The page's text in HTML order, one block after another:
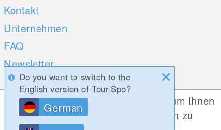
Kontakt
Unternehmen
FAQ
Newsletter
Umfragen
Mobile Apps Social Web
Do you want to switch to the
English version of TouriSpo?
German
Diese Website verwendet Cookies, um Ihnen
die bestmögliche Funktionalität bieten zu